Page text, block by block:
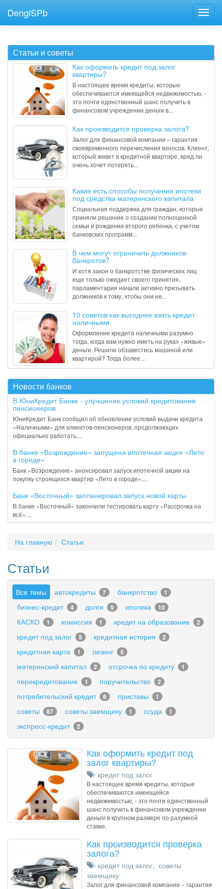
DengiSPb
Статьи и советы
Как оформить кредит под залог
квартиры?
В настоящее время кредиты, которые
обеспечиваются имеющейся недвижимостью, -
это почти единственный шанс получить в
финансовом учреждении деньги в...
Как производится проверка залога?
Залог для финансовой компании – гарантия
своевременного перечисления взносов. Клиент,
который живет в кредитной квартире, вряд ли
очень хочет потерять...
Какие есть способы получения ипотеки
под средства материнского капитала
Социальная поддержка для граждан, которые
приняли решение о создании полноценной
семьи и рождении второго ребенка, с учетом
банковских программ...
В чем могут ограничить должников-
банкротов?
И хотя закон о банкротстве физических лиц
еще только ожидает своего принятия,
парламентарии начали активно призывать
должников к тому, чтобы они не...
10 советов как выгоднее взять кредит
наличными
Оформление кредита наличными разумно
тогда, когда вам нужно иметь на руках «живые»
деньги. Решили обзавестись машиной или
квартирой? Тогда более...
Новости банков
В ЮниКредит Банке - улучшение условий кредитования
пенсионеров
ЮниКредит Банк сообщил об обновление условий выдачи кредита
«Наличными» для клиентов-пенсионеров, продолжающих
официально работать....
В банке «Возрождение» запущена ипотечная акция «Лето
в городе»
Банк «Возрождение» анонсировал запуск ипотечной акции на
покупку строящихся квартир «Лето в городе»....
Банк «Восточный» запланировал запуск новой карты
В банке «Восточный» закончили тестировать карту «Рассрочка на
всё»....
На главную Статьи
Статьи
Все темы автокредиты 7 банкротство 1
бизнес-кредит 4 долги 5 ипотека 10
КАСКО 1 комиссия 1 кредит на образование 2
кредит под залог 5 кредитная история 2
кредитная карта 1 лизинг 5
материнский капитал 2 отсрочка по кредиту 1
перекредитование 1 поручительство 2
потребительский кредит 6 приставы 1
советы 87 советы заемщику 1 ссуда 1
экспресс-кредит 2
Как оформить кредит под
залог квартиры?
кредит под залог
В настоящее время кредиты, которые
обеспечиваются имеющейся
недвижимостью, - это почти единственный
шанс получить в финансовом учреждении
деньги в крупном размере по разумной
ставке.
Как производится проверка
залога?
кредит под залог, советы
заемщику
Залог для финансовой компании – гарантия